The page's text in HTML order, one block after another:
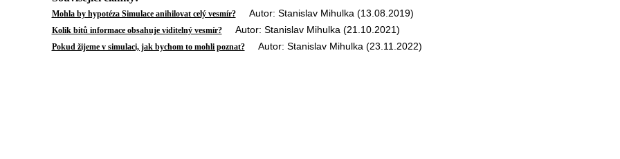
Mohla by hypotéza Simulace anihilovat celý vesmír?Autor: Stanislav Mihulka (13.08.2019)
Kolik bitů informace obsahuje viditelný vesmír?Autor: Stanislav Mihulka (21.10.2021)
Pokud žijeme v simulaci, jak bychom to mohli poznat?Autor: Stanislav Mihulka (23.11.2022)